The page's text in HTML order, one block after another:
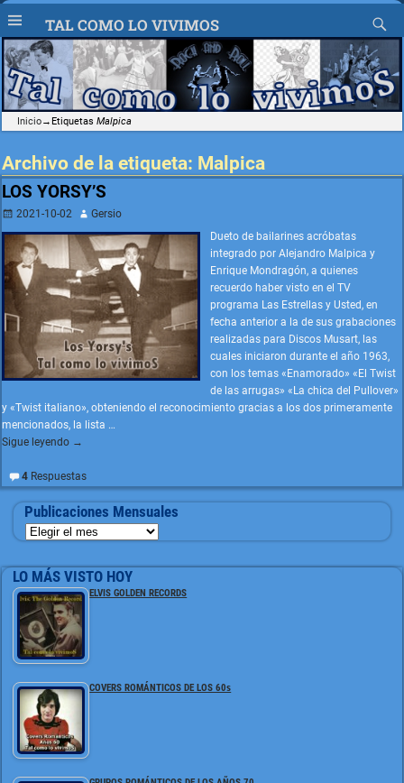
TAL COMO LO VIVIMOS
Inicio→EtiquetasMalpica
Archivo de la etiqueta: Malpica
LOS YORSY’S
2021-10-02
Gersio
Dueto de bailarines acróbatas
integrado por Alejandro Malpica y
Enrique Mondragón, a quienes
recuerdo haber visto en el TV
programa Las Estrellas y Usted, en
fecha anterior a la de sus grabaciones
realizadas para Discos Musart, las
cuales iniciaron durante el año 1963,
con los temas «Enamorado» «El Twist
de las arrugas» «La chica del Pullover»
y «Twist italiano», obteniendo el reconocimiento gracias a los dos primeramente
mencionados, la lista …
Sigue leyendo →
4Respuestas
Publicaciones Mensuales
LO MÁS VISTO HOY
ELVIS GOLDEN RECORDS
COVERS ROMÁNTICOS DE LOS 60s